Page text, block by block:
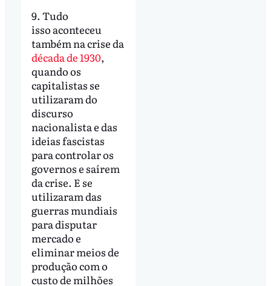
9. Tudo
isso aconteceu
também na crise da
década de 1930,
quando os
capitalistas se
utilizaram do
discurso
nacionalista e das
ideias fascistas
para controlar os
governos e saírem
da crise. E se
utilizaram das
guerras mundiais
para disputar
mercado e
eliminar meios de
produção com o
custo de milhões